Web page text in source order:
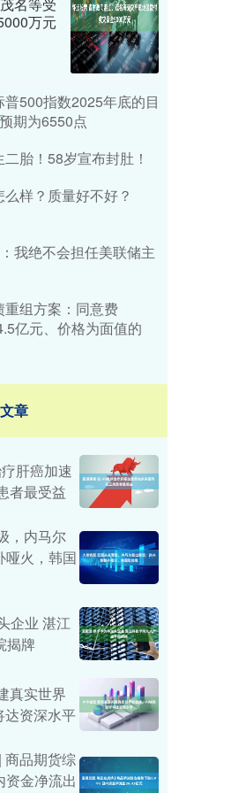
万元
500指数2025年底的目
期为6550点
胎！58岁宣布封肚！
样？质量好不好？
我绝不会担任美联储主
组方案：同意费
亿元、价格为面值的
章
肝癌加速
者最受益
，内马尔
哑火，韩国
企业 湛江
揭牌
真实世界
达资深水平
商品期货综
资金净流出